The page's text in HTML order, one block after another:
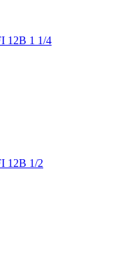
12В 1 1/4
12В 1/2